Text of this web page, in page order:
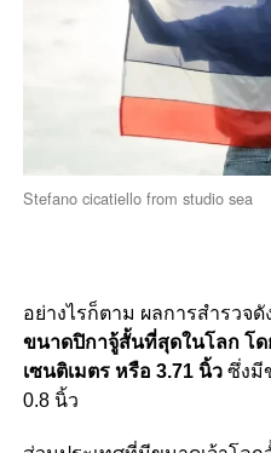
Stefano cicatiello from studio sea
อย่างไรก็ตาม ผลการสำรวจ
ขนาดปิกาจู้สั้นที่สุดในโลก โด
เซนติเมตร หรือ 3.71 นิ้วซึ่งมี
0.8 นิ้ว